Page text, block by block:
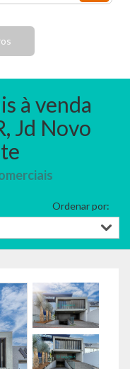
à venda
Jd Novo
Ordenar por: